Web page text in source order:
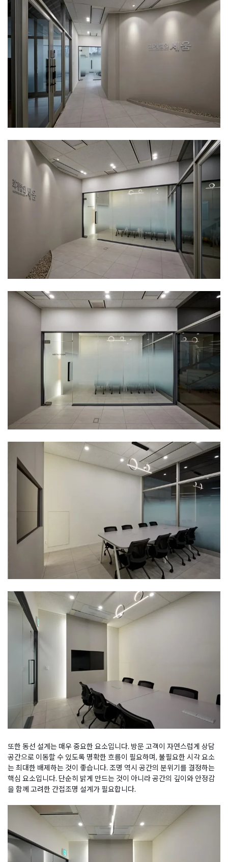
또한 동선 설계는 매우 중요한 요소입니다. 방문 고객이 자연스럽게 상담
공간으로 이동할 수 있도록 명확한 흐름이 필요하며, 불필요한 시각 요소
는 최대한 배제하는 것이 좋습니다. 조명 역시 공간의 분위기를 결정하는
핵심 요소입니다. 단순히 밝게 만드는 것이 아니라 공간의 깊이와 안정감
을 함께 고려한 간접조명 설계가 필요합니다.